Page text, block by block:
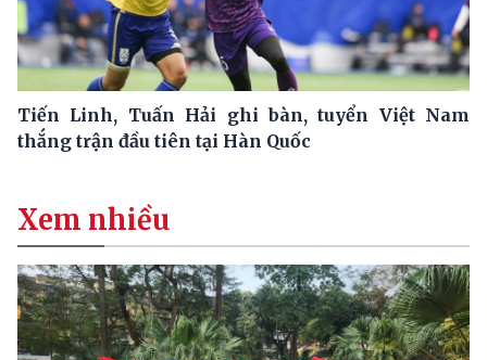
Tiến Linh, Tuấn Hải ghi bàn, tuyển Việt Nam
thắng trận đầu tiên tại Hàn Quốc
Xem nhiều